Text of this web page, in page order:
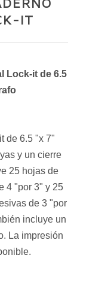
IT
Lock-it de 6.5
de 6.5 "x 7"
y un cierre
25 hojas de
4 "por 3" y 25
de 3 "por
incluye un
La impresión